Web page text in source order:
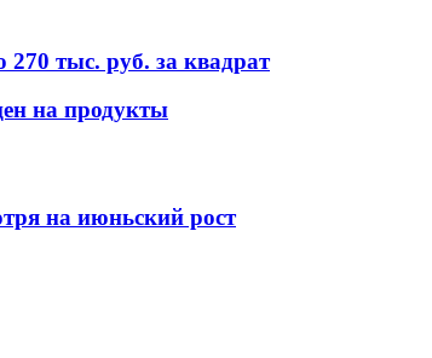
270 тыс. руб. за квадрат
на продукты
на июньский рост